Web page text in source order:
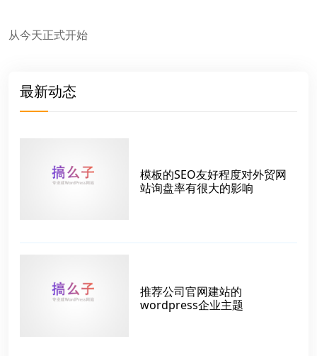
从今天正式开始
最新动态
模板的SEO友好程度对外贸网
站询盘率有很大的影响
推荐公司官网建站的
wordpress企业主题